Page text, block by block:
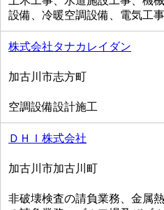
設備、冷暖空調設備、電気工
株式会社タナカレイダン
加古川市志方町
空調設備設計施工
ＤＨＩ株式会社
加古川市加古川町
非破壊検査の請負業務、金属